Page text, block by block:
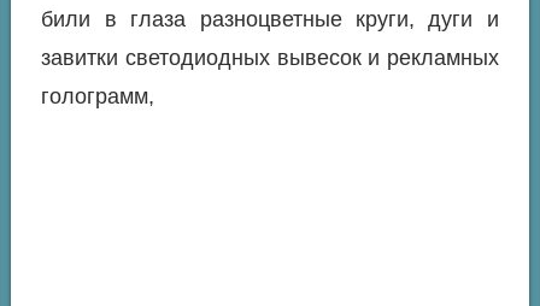
били в глаза разноцветные круги, дуги и
завитки светодиодных вывесок и рекламных
голограмм,